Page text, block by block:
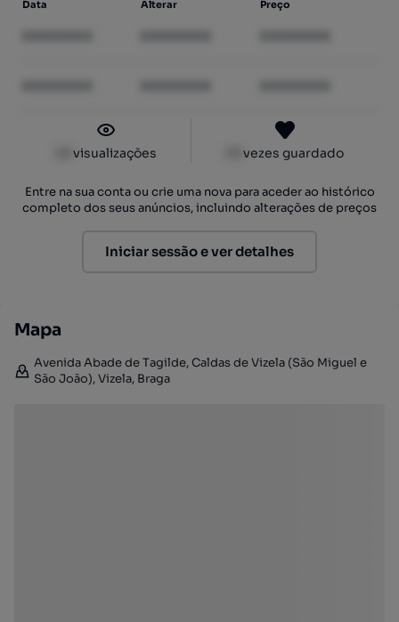
Data Alterar Preço
visualizações vezes guardado
Entre na sua conta ou crie uma nova para aceder ao histórico
completo dos seus anúncios, incluindo alterações de preços
Iniciar sessão e ver detalhes
Mapa
Avenida Abade de Tagilde, Caldas de Vizela (São Miguel e
São João), Vizela, Braga